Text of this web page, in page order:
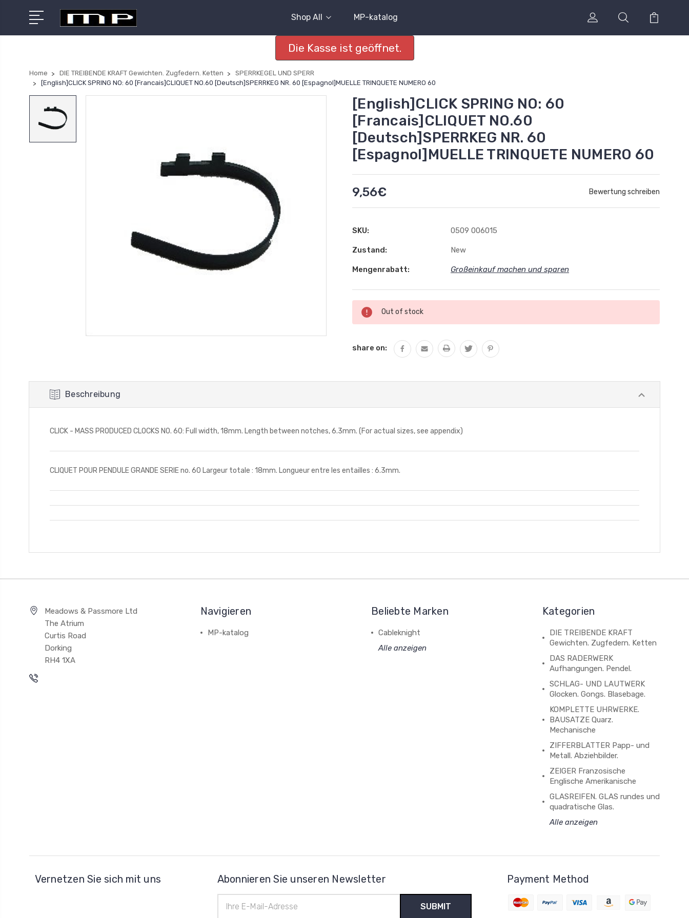
Shop All MP-katalog
Die Kasse ist geöffnet.
Home DIE TREIBENDE KRAFT Gewichten. Zugfedern. Ketten
SPERRKEGEL UND SPERR
[English]CLICK SPRING NO: 60 [Francais]CLIQUET NO.60 [Deutsch]SPERRKEG NR. 60 [Espagnol]MUELLE TRINQUETE NUMERO 60
[English]CLICK SPRING NO: 60
[Francais]CLIQUET NO.60
[Deutsch]SPERRKEG NR. 60
[Espagnol]MUELLE TRINQUETE NUMERO 60
9,56€ Bewertung schreiben
SKU: 0509 006015
Zustand: New
Mengenrabatt: Großeinkauf machen und sparen
Aktueller
Lagerbestand:
Out of stock
share on:
Beschreibung
CLICK - MASS PRODUCED CLOCKS NO. 60: Full width, 18mm. Length between notches, 6.3mm. (For actual sizes, see appendix)
CLIQUET POUR PENDULE GRANDE SERIE no. 60 Largeur totale : 18mm. Longueur entre les entailles : 6.3mm.
Meadows & Passmore Ltd
The Atrium
Curtis Road
Dorking
RH4 1XA
Navigieren
MP-katalog
Beliebte Marken
Cableknight
Alle anzeigen
Kategorien
DIE TREIBENDE KRAFT
Gewichten. Zugfedern. Ketten
DAS RADERWERK
Aufhangungen. Pendel.
SCHLAG- UND LAUTWERK
Glocken. Gongs. Blasebage.
KOMPLETTE UHRWERKE.
BAUSATZE Quarz.
Mechanische
ZIFFERBLATTER Papp- und
Metall. Abziehbilder.
ZEIGER Franzosische
Englische Amerikanische
GLASREIFEN. GLAS rundes und
quadratische Glas.
Alle anzeigen
Vernetzen Sie sich mit uns Abonnieren Sie unseren Newsletter
Mail-
Payment Method